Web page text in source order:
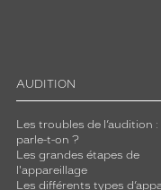
AUDITION
Les troubles de l’audition
parle-t-on ?
Les grandes étapes de
l'appareillage
Les différents types